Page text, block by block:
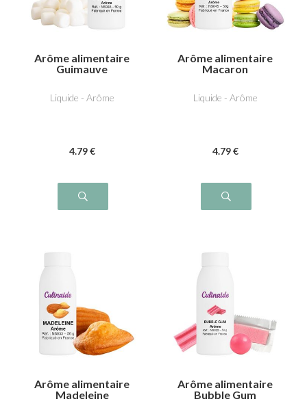
Arôme alimentaire
Guimauve
Liquide - Arôme
4.79 €
Arôme alimentaire
Macaron
Liquide - Arôme
4.79 €
Arôme alimentaire
Madeleine
Arôme alimentaire
Bubble Gum